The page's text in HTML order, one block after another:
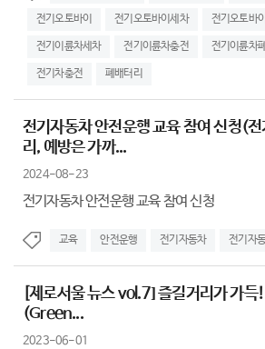
전기오토바이 전기오토바이세차 전기오토바
전기이륜차세차 전기이륜차충전 전기이륜차
전기차충전 폐배터리
전기자동차 안전운행 교육 참여 신청(
리, 예방은 가까...
2024-08-23
전기자동차 안전운행 교육 참여 신청
교육 안전운행 전기자동차 전기자
[제로서울 뉴스 vol.7] 즐길거리가 가득
(Green...
2023-06-01